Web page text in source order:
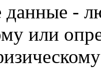
данные -
или